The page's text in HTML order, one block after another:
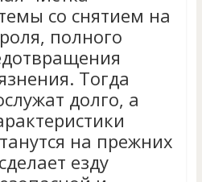
со снятием на
полного
Тогда
долго, а
на прежних
езду